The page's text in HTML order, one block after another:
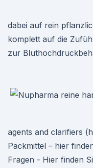
dabei auf rein
komplett auf die
zur
agents and clarifiers
Packmittel – hier
Fragen - Hier finden